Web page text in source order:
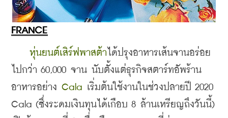
FRANCE
หุ่นยนต์เสิร์ฟพาสต้า ได้ปรุงอาหารเส้นจานอร่อย
ไปกว่า 60,000 จาน นับตั้งแต่ธุรกิจสตาร์ทอัพร้าน
อาหารอย่าง Cala เริ่มต้นใช้งานในช่วงปลายปี 2020
Cala (ซึ่งระดมเงินทุนได้เกือบ 8 ล้านเหรียญถึงวันนี้)